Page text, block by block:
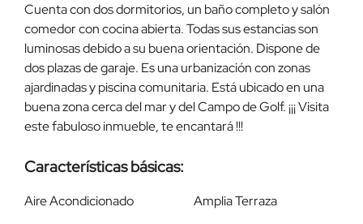
Cuenta con dos dormitorios, un baño completo y salón
comedor con cocina abierta. Todas sus estancias son
luminosas debido a su buena orientación. Dispone de
dos plazas de garaje. Es una urbanización con zonas
ajardinadas y piscina comunitaria. Está ubicado en una
buena zona cerca del mar y del Campo de Golf. ¡¡¡ Visita
este fabuloso inmueble, te encantará !!!
Características básicas:
Aire Acondicionado
Amplia Terraza